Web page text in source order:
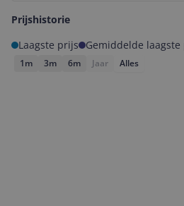
Prijshistorie
Laagste prijs
Gemiddelde laagste
1m 3m 6m Jaar Alles